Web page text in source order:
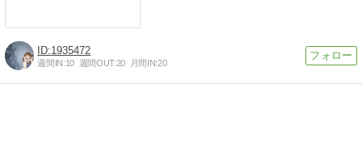
1935472
週間IN:10 週間OUT:20 月間IN:20